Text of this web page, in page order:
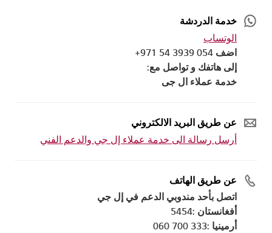
خدمة الدردشة
الوتساب
اضف 054 3939 54 971+
إلى هاتفك و تواصل مع:
خدمة عملاء ال جى
عن طريق البريد الالكتروني
أرسل رسالة الى خدمة عملاء إل جي والدعم الفني
عن طريق الهاتف
اتصل بأحد مندوبي الدعم في إل جي
أفغانستان :5454
أرمينيا :333 700 060